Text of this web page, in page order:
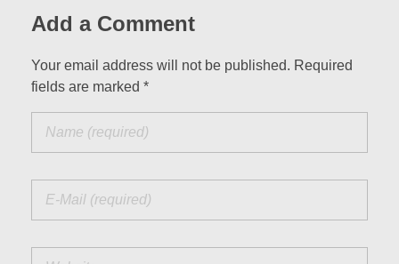
Add a Comment
Your email address will not be published. Required
fields are marked *